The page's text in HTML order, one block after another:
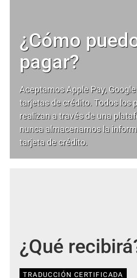
¿Cómo
pagar?
Aceptamos Apple Pay,
tarjetas de crédito. Todos los
realizan a través de una
nunca almacenamos la
tarjeta de crédito.
¿Qué
TRADUCCIÓN CERTIFICADA